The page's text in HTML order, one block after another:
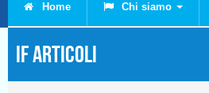
Home Chi siamo
IF Articoli